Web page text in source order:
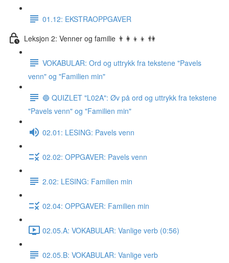
01.12: EKSTRAOPPGAVER
Leksjon 2: Venner og familie 👨‍👩‍👦‍👦 👫
VOKABULAR: Ord og uttrykk fra tekstene "Pavels
venn" og "Familien min"
🔵 QUIZLET "L02A": Øv på ord og uttrykk fra tekstene
"Pavels venn" og "Familien min"
02.01: LESING: Pavels venn
02.02: OPPGAVER: Pavels venn
2.02: LESING: Familien min
02.04: OPPGAVER: Familien min
02.05.A: VOKABULAR: Vanlige verb (0:56)
02.05.B: VOKABULAR: Vanlige verb